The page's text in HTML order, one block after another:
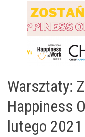
Warsztaty:
Happiness
lutego 2021